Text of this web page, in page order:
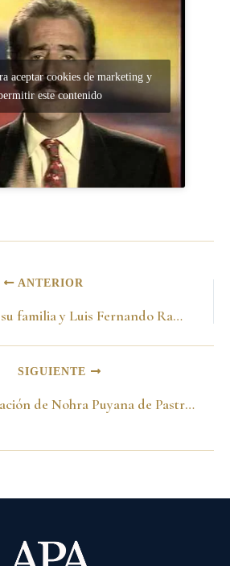
aceptar cookies de marketing y
este contenido
ANTERIOR
Votando junto a su familia y Luis Fernando Ramirez
SIGUIENTE
Cuña Presentación de Nohra Puyana de Pastrana -31 de mayo de 1994-